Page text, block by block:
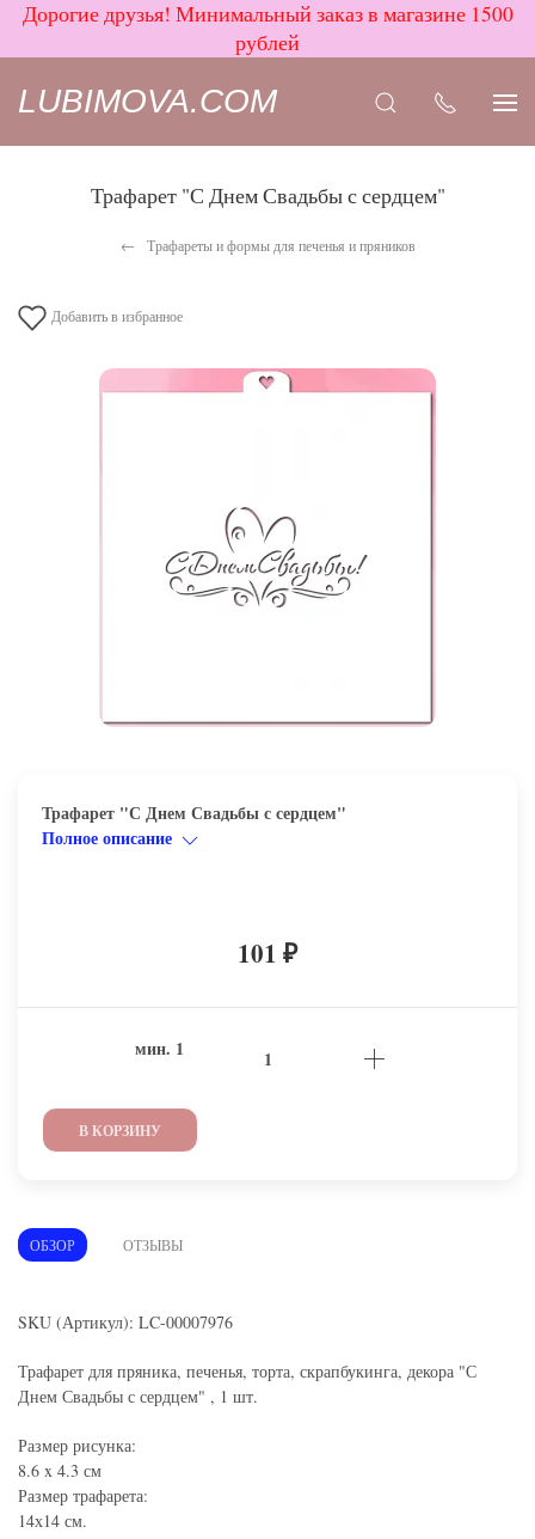
Дорогие друзья! Минимальный заказ в магазине 1500
рублей
LUBIMOVA.COM
Трафарет "С Днем Свадьбы с сердцем"
Трафареты и формы для печенья и пряников
Добавить в избранное
Трафарет "С Днем Свадьбы с сердцем"
Полное описание
101 ₽
мин. 1
В КОРЗИНУ
ОБЗОР ОТЗЫВЫ
SKU (Артикул): LC-00007976
Трафарет для пряника, печенья, торта, скрапбукинга, декора "С
Днем Свадьбы с сердцем" , 1 шт.
Размер рисунка:
8.6 x 4.3 см
Размер трафарета:
14х14 см.